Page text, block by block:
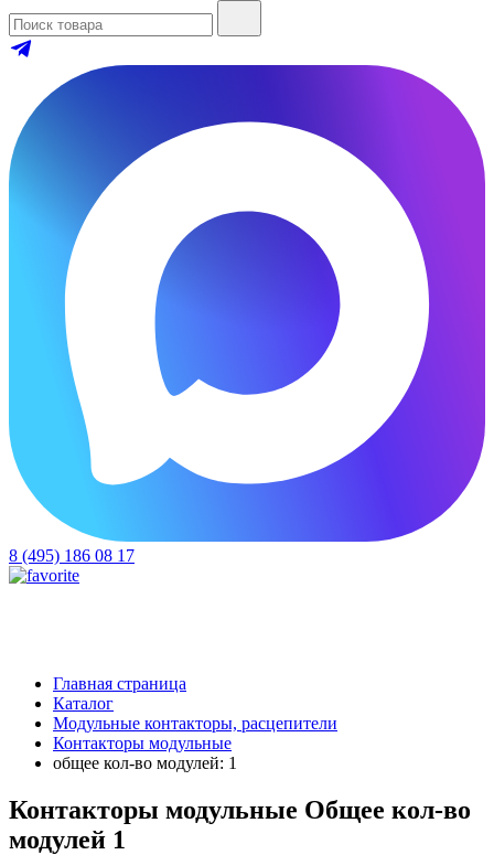
8 (495) 186 08 17
Главная страница
Каталог
Модульные контакторы, расцепители
Контакторы модульные
общее кол-во модулей: 1
Контакторы модульные Общее кол-во
модулей 1